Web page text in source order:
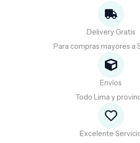
Delivery Gratis
Para compras mayores a
Envíos
Todo Lima y
Excelente